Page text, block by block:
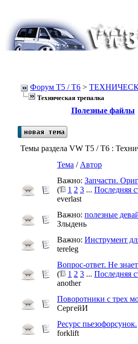
Форум Т5 / T6 >
Техническая трепалка
Полезные файлы
Темы раздела VW T5 / T6 :
Тема / Автор
Важно: Запчасти.
(
1 2 3 ... Последняя
everlast
Важно: полезные
Злыдень
Важно: Инструмент
tereleg
Вопрос-ответ. Не
(
1 2 3 ... Последняя
another
Поворотники с трех
СергейИ
Ресурс пьезофорсунок.
forklift